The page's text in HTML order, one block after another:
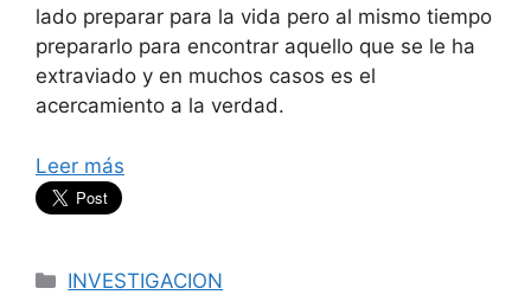
lado preparar para la vida pero al mismo tiempo
prepararlo para encontrar aquello que se le ha
extraviado y en muchos casos es el
acercamiento a la verdad.
Leer más
Categorías
INVESTIGACION